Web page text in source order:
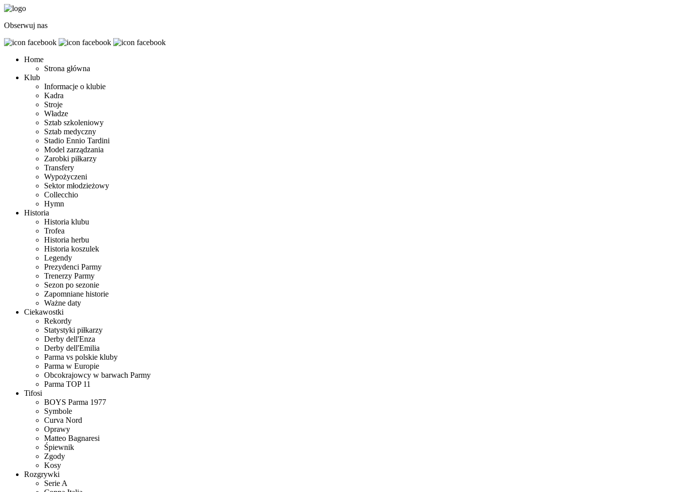
Obserwuj nas
Home
Strona główna
Klub
Informacje o klubie
Kadra
Stroje
Władze
Sztab szkoleniowy
Sztab medyczny
Stadio Ennio Tardini
Model zarządzania
Zarobki piłkarzy
Transfery
Wypożyczeni
Sektor młodzieżowy
Collecchio
Hymn
Historia
Historia klubu
Trofea
Historia herbu
Historia koszulek
Legendy
Prezydenci Parmy
Trenerzy Parmy
Sezon po sezonie
Zapomniane historie
Ważne daty
Ciekawostki
Rekordy
Statystyki piłkarzy
Derby dell'Enza
Derby dell'Emilia
Parma vs polskie kluby
Parma w Europie
Obcokrajowcy w barwach Parmy
Parma TOP 11
Tifosi
BOYS Parma 1977
Symbole
Curva Nord
Oprawy
Matteo Bagnaresi
Śpiewnik
Zgody
Kosy
Rozgrywki
Serie A